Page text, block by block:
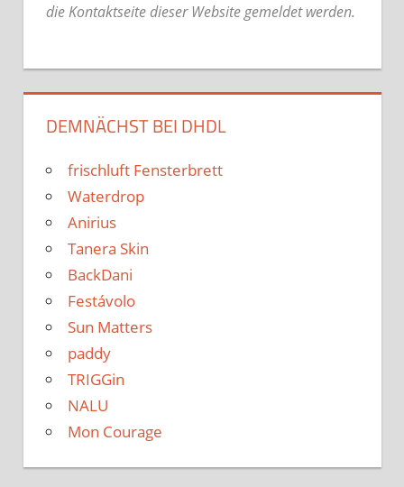
die Kontaktseite dieser Website gemeldet werden.
DEMNÄCHST BEI DHDL
frischluft Fensterbrett
Waterdrop
Anirius
Tanera Skin
BackDani
Festávolo
Sun Matters
paddy
TRIGGin
NALU
Mon Courage